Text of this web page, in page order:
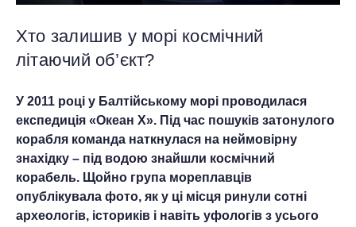
Хто залишив у морі космічний
літаючий об’єкт?
У 2011 році у Балтійському морі проводилася
експедиція «Океан Х». Під час пошуків затонулого
корабля команда наткнулася на неймовірну
знахідку – під водою знайшли космічний
корабель. Щойно група мореплавців
опублікувала фото, як у ці місця ринули сотні
археологів, істориків і навіть уфологів з усього